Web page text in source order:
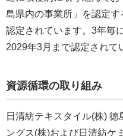
島県内の事業所」を認定
認定されています。3年毎
2029年3月まで認定されて
資源循環の取り組み
日清紡テキスタイル(株)
ングス(株)および日清紡ケ